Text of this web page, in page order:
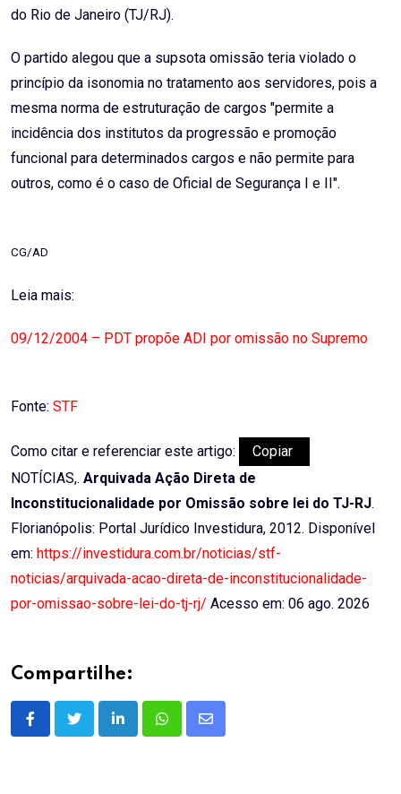
do Rio de Janeiro (TJ/RJ).
O partido alegou que a supsota omissão teria violado o
princípio da isonomia no tratamento aos servidores, pois a
mesma norma de estruturação de cargos "permite a
incidência dos institutos da progressão e promoção
funcional para determinados cargos e não permite para
outros, como é o caso de Oficial de Segurança I e II".
CG/AD
Leia mais:
09/12/2004 – PDT propõe ADI por omissão no Supremo
Fonte: STF
Como citar e referenciar este artigo:
Copiar
NOTÍCIAS,. Arquivada Ação Direta de
Inconstitucionalidade por Omissão sobre lei do TJ-RJ.
Florianópolis: Portal Jurídico Investidura, 2012. Disponível
em: https://investidura.com.br/noticias/stf-
noticias/arquivada-acao-direta-de-inconstitucionalidade-
por-omissao-sobre-lei-do-tj-rj/ Acesso em: 06 ago. 2026
Compartilhe:
LinkedInWhatsappShare